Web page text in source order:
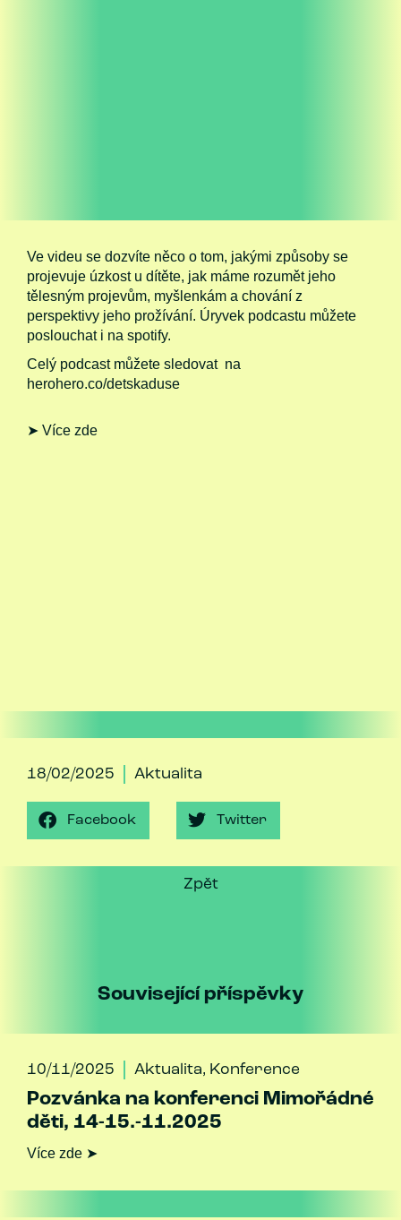
Ve videu se dozvíte něco o tom, jakými způsoby se
projevuje úzkost u dítěte, jak máme rozumět jeho
tělesným projevům, myšlenkám a chování z
perspektivy jeho prožívání. Úryvek podcastu můžete
poslouchat i na spotify.
Celý podcast můžete sledovat na
herohero.co/detskaduse
➤ Více zde
18/02/2025 Aktualita
Facebook Twitter
Zpět
Související příspěvky
10/11/2025 Aktualita, Konference
Pozvánka na konferenci Mimořádné
děti, 14-15.-11.2025
Více zde ➤